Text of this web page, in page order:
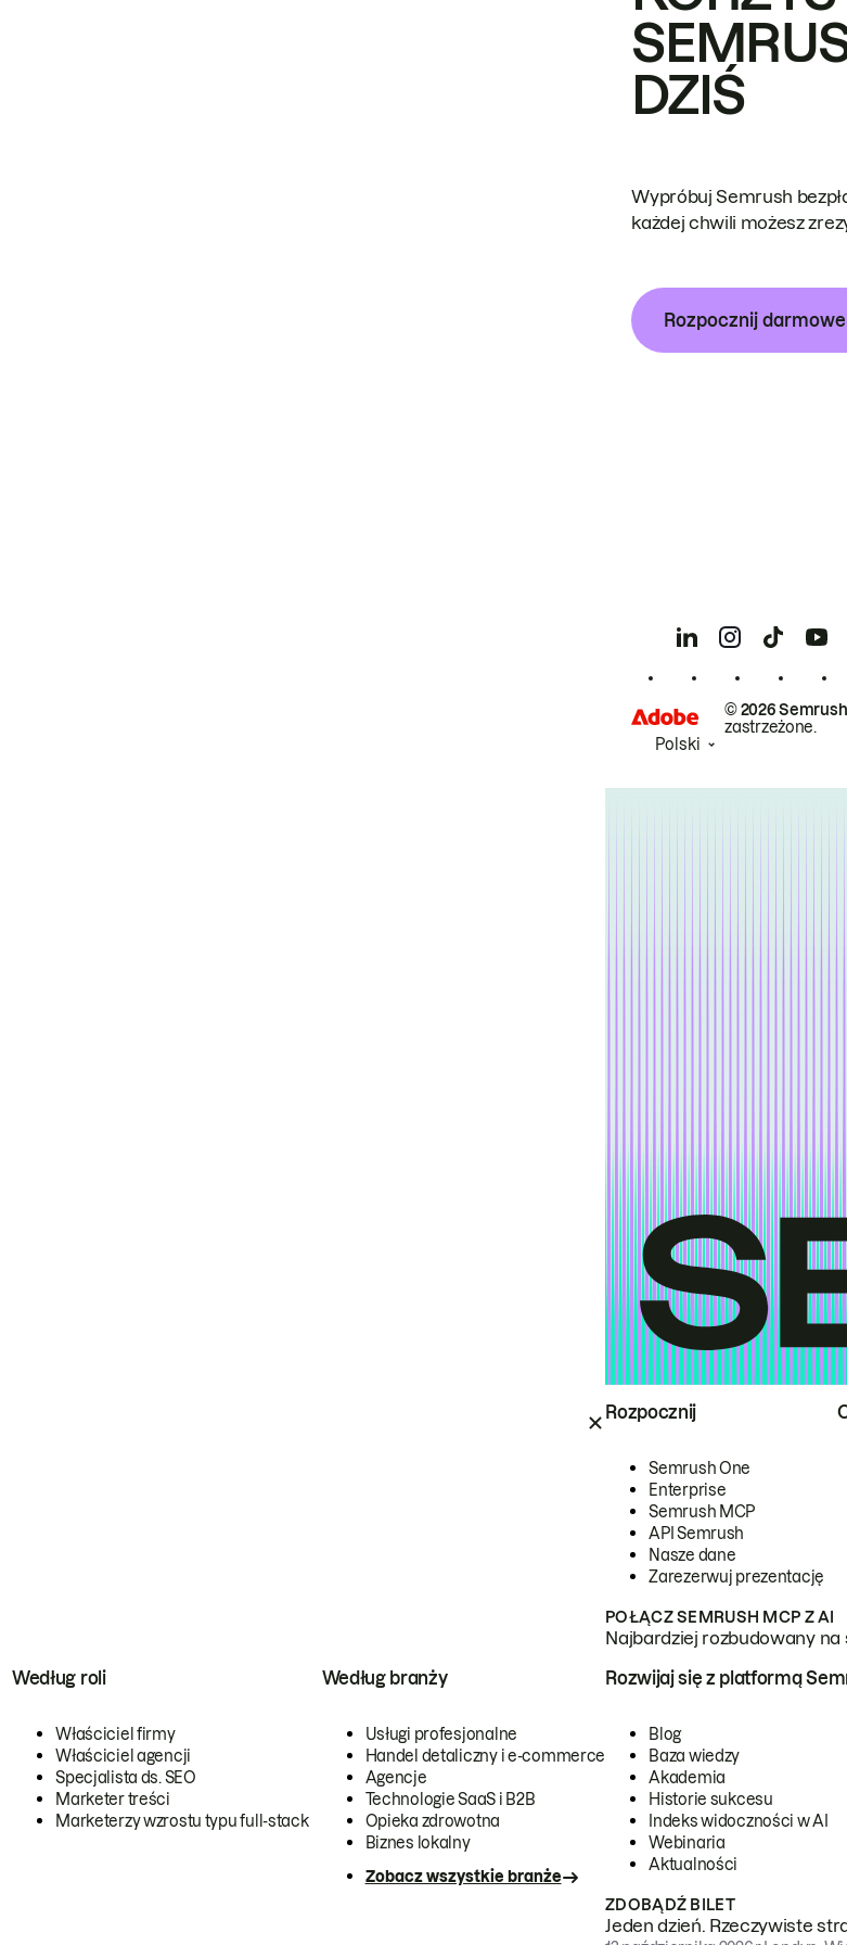
Rozpocznij
Semrush One
Enterprise
Semrush MCP
API Semrush
Nasze dane
Zarezerwuj prezentację
POŁĄCZ SEMRUSH MCP Z AI
Najbardziej rozbudowany
Według roli
Właściciel firmy
Właściciel agencji
Specjalista ds. SEO
Marketer treści
Marketerzy wzrostu typu full-stack
Według branży
Usługi profesjonalne
Handel detaliczny i e-commerce
Agencje
Technologie SaaS i B2B
Opieka zdrowotna
Biznes lokalny
Zobacz wszystkie branże
Rozwijaj się z platformą
Blog
Baza wiedzy
Akademia
Historie sukcesu
Indeks widoczności w AI
Webinaria
Aktualności
ZDOBĄDŹ BILET
Jeden dzień. Rzeczywiste
DZIŚ
Wypróbuj Semrush
każdej chwili możesz
Rozpocznij
© 2026
zastrzeżone.
Polski